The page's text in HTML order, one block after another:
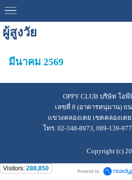
ผู้สูงวัย
มีนาคม 2569
OPPY CLUB บริษัท โอ
เลขที่ 8 (อาคารหนุมาน) ถ
แขวงคลองเตย เขตคลองเตย
โทร. 02-348-8973, 089-139-
Copyright (c)
Visitors: 288,850